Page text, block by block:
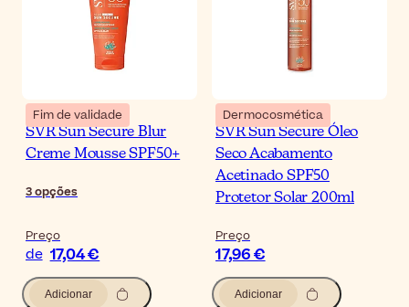
Fim de validade
SVR Sun Secure Blur
Creme Mousse SPF50+
3opções
Preço
de 17,04 €
Adicionar
Dermocosmética
SVR Sun Secure Óleo
Seco Acabamento
Acetinado SPF50
Protetor Solar 200ml
Preço
17,96 €
Adicionar